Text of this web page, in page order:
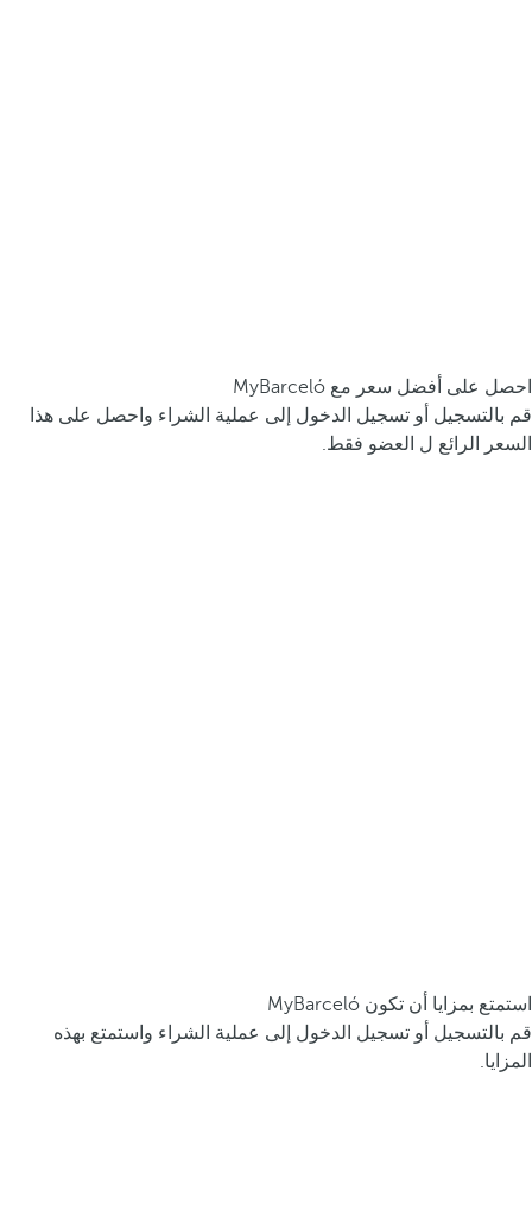
احصل على أفضل سعر مع MyBarceló
قم بالتسجيل أو تسجيل الدخول إلى عملية الشراء واحصل على هذا
السعر الرائع ل العضو فقط.
استمتع بمزايا أن تكون MyBarceló
قم بالتسجيل أو تسجيل الدخول إلى عملية الشراء واستمتع بهذه
المزايا.